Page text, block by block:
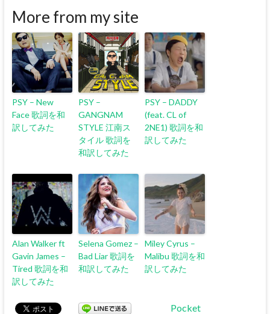
More from my site
PSY – New
Face 歌詞を和
訳してみた
PSY –
GANGNAM
STYLE 江南ス
タイル 歌詞を
和訳してみた
PSY – DADDY
(feat. CL of
2NE1) 歌詞を和
訳してみた
Alan Walker ft
Gavin James –
Tired 歌詞を和
訳してみた
Selena Gomez –
Bad Liar 歌詞を
和訳してみた
Miley Cyrus –
Malibu 歌詞を和
訳してみた
Pocket